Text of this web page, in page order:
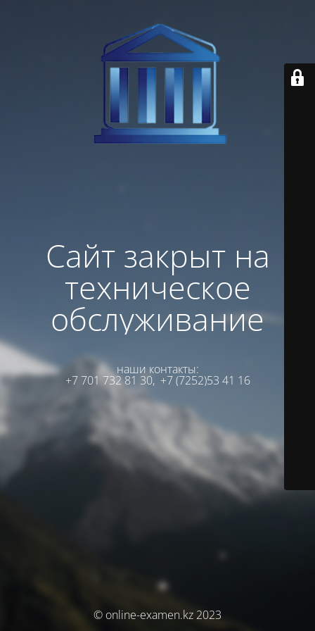
Сайт закрыт на
техническое
обслуживание
наши контакты:
+7 701 732 81 30, +7 (7252)53 41 16
© online-examen.kz 2023